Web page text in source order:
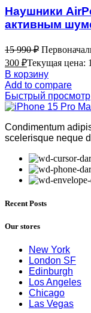
Наушники
активным
15 990₽
300 ₽Текущая цена:
В корзину
Add to compare
Быстрый просмотр
Condimentum
scelerisque neque
Recent Posts
Our stores
New York
London SF
Edinburgh
Los Angeles
Chicago
Las Vegas